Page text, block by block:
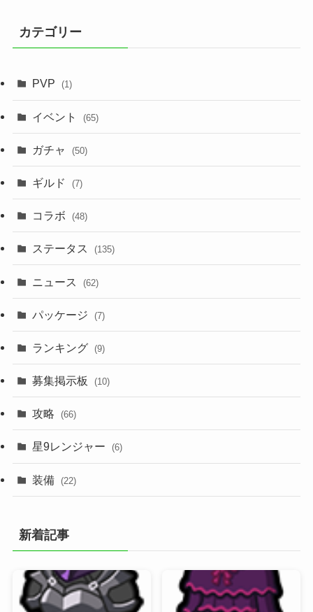
カテゴリー
PVP (1)
イベント (65)
ガチャ (50)
ギルド (7)
コラボ (48)
ステータス (135)
ニュース (62)
パッケージ (7)
ランキング (9)
募集掲示板 (10)
攻略 (66)
星9レンジャー (6)
装備 (22)
新着記事